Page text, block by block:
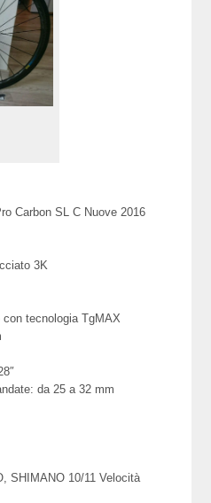
Carbon SL C Nuove 2016
3K
tecnologia TgMAX
da 25 a 32 mm
SHIMANO 10/11 Velocità